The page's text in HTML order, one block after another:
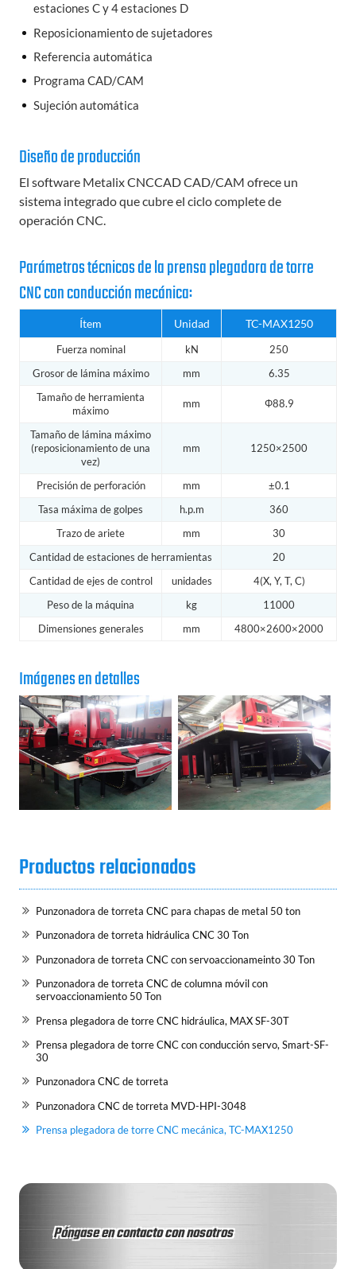
estaciones C y 4 estaciones D
Reposicionamiento de sujetadores
Referencia automática
Programa CAD/CAM
Sujeción automática
Diseño de producción
El software Metalix CNCCAD CAD/CAM ofrece un
sistema integrado que cubre el ciclo complete de
operación CNC.
Parámetros técnicos de la prensa plegadora de torre
CNC con conducción mecánica:
Ítem Unidad TC-MAX1250
Fuerza nominal kN
250
Grosor de lámina máximo
mm
6.35
Tamaño de herramienta
máximo
mm Φ88.9
Tamaño de lámina máximo
(reposicionamiento de una
vez)
mm 1250×2500
Precisión de perforación mm
±0.1
Tasa máxima de golpes
h.p.m
360
Trazo de ariete
mm
30
Cantidad de estaciones de herramientas
20
Cantidad de ejes de control
unidades
4(X, Y, T, C)
Peso de la máquina
kg
11000
Dimensiones generales
mm 4800×2600×2000
Imágenes en detalles
Productos relacionados
Punzonadora de torreta CNC para chapas de metal 50 ton
Punzonadora de torreta hidráulica CNC 30 Ton
Punzonadora de torreta CNC con servoaccionameinto 30 Ton
Punzonadora de torreta CNC de columna móvil con
servoaccionamiento 50 Ton
Prensa plegadora de torre CNC hidráulica, MAX SF-30T
Prensa plegadora de torre CNC con conducción servo, Smart-SF-
30
Punzonadora CNC de torreta
Punzonadora CNC de torreta MVD-HPI-3048
Prensa plegadora de torre CNC mecánica, TC-MAX1250
Póngase en contacto con nosotros